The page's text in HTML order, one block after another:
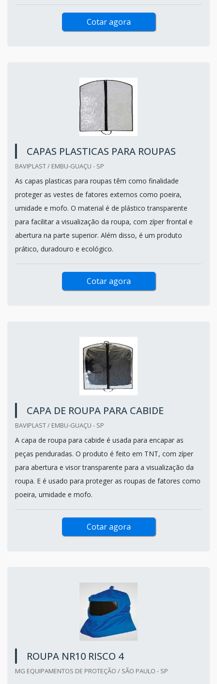
Cotar agora
CAPAS PLASTICAS PARA ROUPAS
BAVIPLAST / EMBU-GUAÇU - SP
As capas plasticas para roupas têm como finalidade
proteger as vestes de fatores externos como poeira,
umidade e mofo. O material é de plástico transparente
para facilitar a visualização da roupa, com zíper frontal e
abertura na parte superior. Além disso, é um produto
prático, duradouro e ecológico.
Cotar agora
CAPA DE ROUPA PARA CABIDE
BAVIPLAST / EMBU-GUAÇU - SP
A capa de roupa para cabide é usada para encapar as
peças penduradas. O produto é feito em TNT, com zíper
para abertura e visor transparente para a visualização da
roupa. E é usado para proteger as roupas de fatores como
poeira, umidade e mofo.
Cotar agora
ROUPA NR10 RISCO 4
MG EQUIPAMENTOS DE PROTEÇÃO / SÃO PAULO - SP